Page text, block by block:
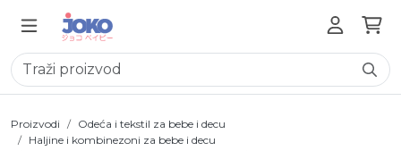
Proizvodi
Odeća i tekstil za bebe i decu
Haljine i kombinezoni za bebe i decu